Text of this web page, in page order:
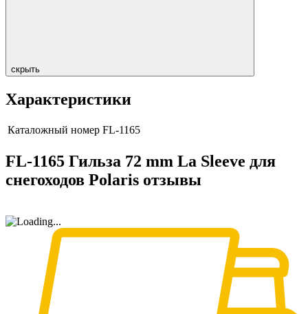
скрыть
Характеристики
Каталожный номер FL-1165
FL-1165 Гильза 72 mm La Sleeve для
снегоходов Polaris отзывы